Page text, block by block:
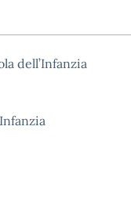
dell’Infanzia